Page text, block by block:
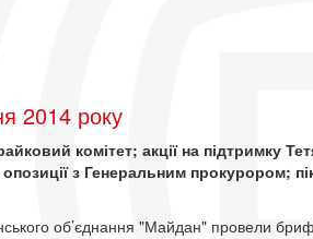
2014 року
комітет; акції на підтримку
з Генеральним прокурором;
об’єднання "Майдан" провели